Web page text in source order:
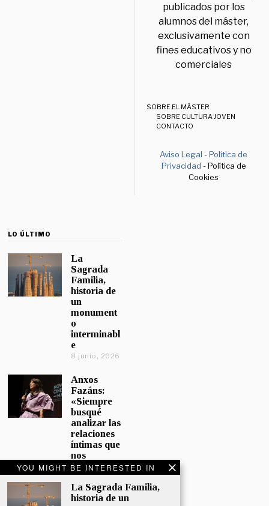
YOU MIGHT BE INTERESTED IN
La Sagrada Familia,
historia de un
publicados por los
alumnos del máster,
exclusivamente con
fines educativos y no
comerciales
SOBRE EL MÁSTER
SOBRE CULTURA JOVEN
CONTACTO
Aviso Legal -Política de
Privacidad - Política de
Cookies
LO ÚLTIMO
La
Sagrada
Familia,
historia de
un
monument
o
interminabl
e
8 junio, 2026
Anxos
Fazáns:
«Siempre
busqué
analizar las
relaciones
íntimas que
nos
afectan»
5 junio, 2026
El hijo de la